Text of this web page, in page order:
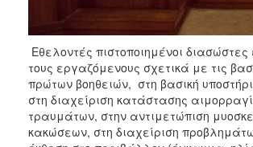
Εθελοντές πιστοποιημένοι
τους εργαζόμενους σχετικά με τις
πρώτων βοηθειών, στη βασική
στη διαχείριση κατάστασης
τραυμάτων, στην αντιμετώπιση
κακώσεων, στη διαχείριση